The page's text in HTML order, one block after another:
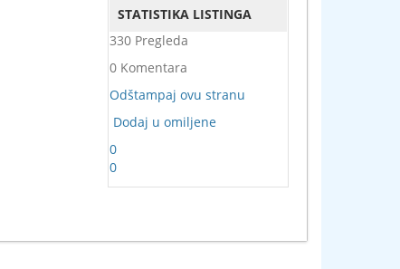
STATISTIKA LISTINGA
330 Pregleda
0 Komentara
Odštampaj ovu stranu
Dodaj u omiljene
0
0